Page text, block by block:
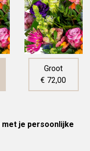
Groot
€ 72,00
je persoonlijke